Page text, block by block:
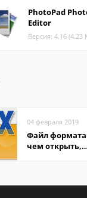
PhotoPad
Editor
Версия: 4.16 (4.23
04 февраля 2019
Файл
чем открыть,